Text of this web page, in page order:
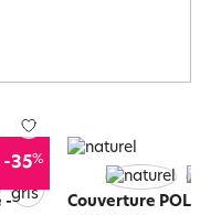
-35%
-
Couverture